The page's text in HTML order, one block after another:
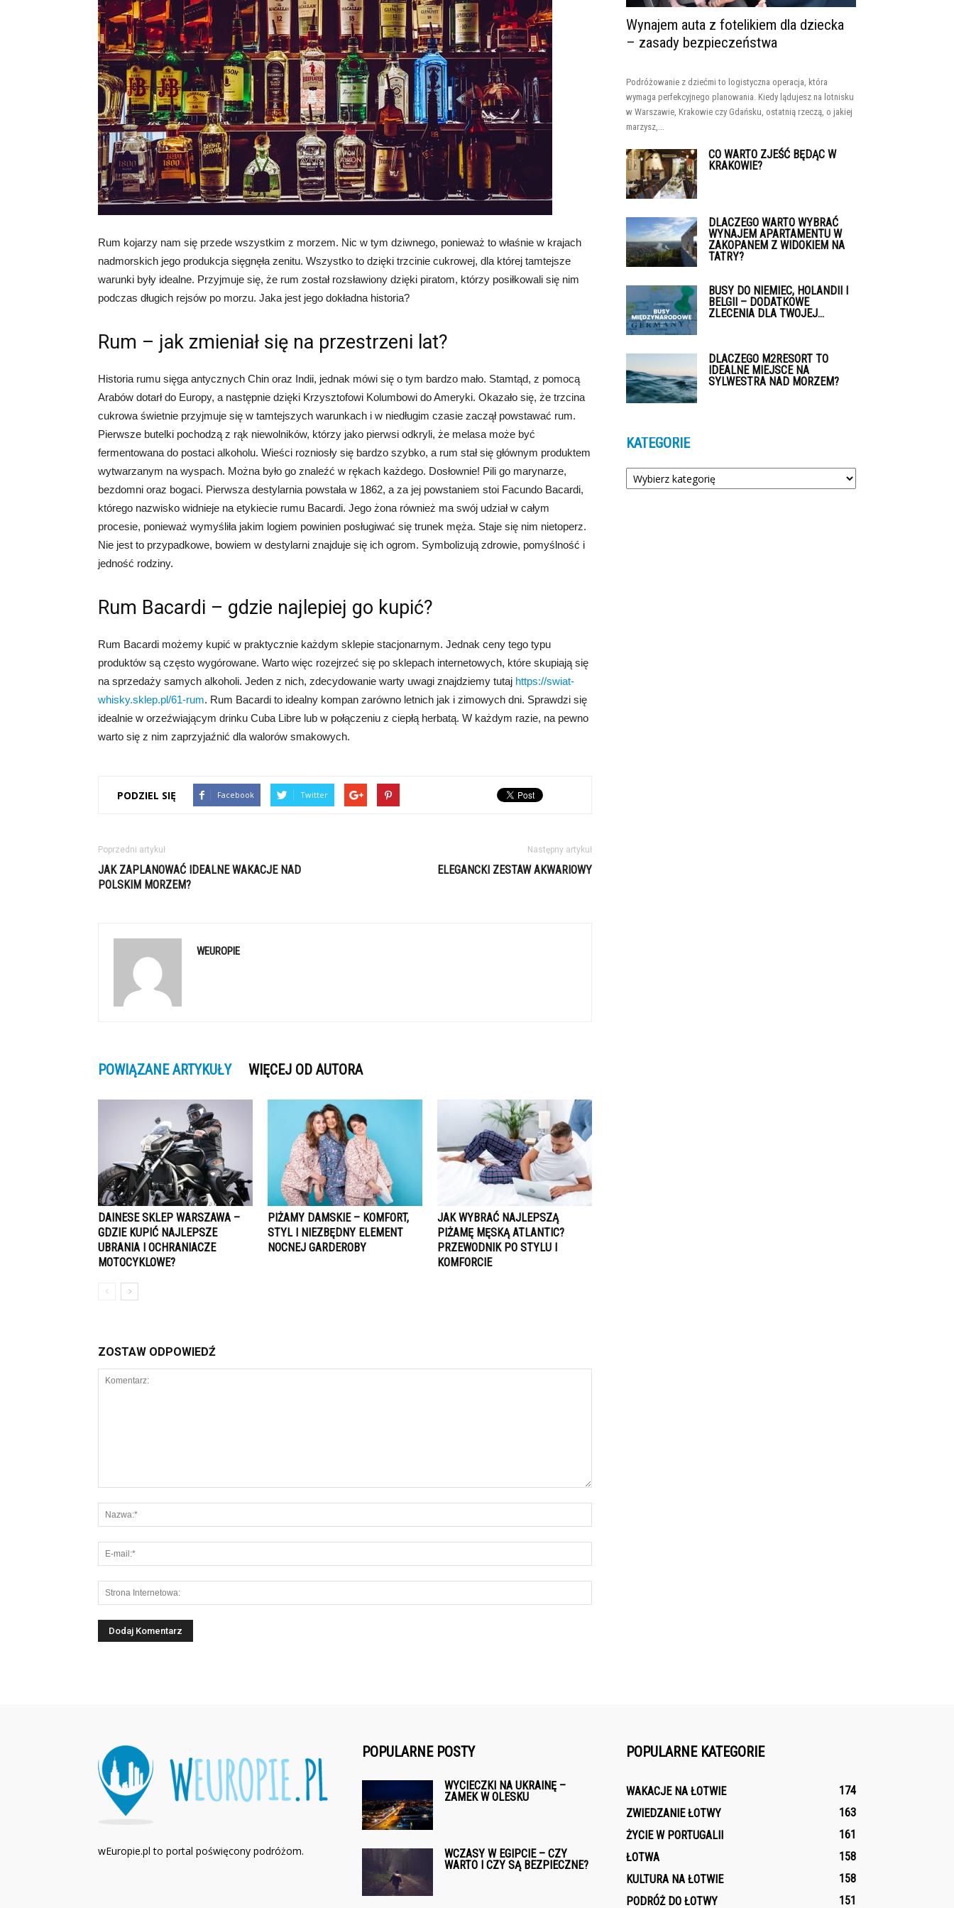
Rum kojarzy nam się przede wszystkim z morzem. Nic w tym dziwnego, ponieważ to właśnie w krajach
nadmorskich jego produkcja sięgnęła zenitu. Wszystko to dzięki trzcinie cukrowej, dla której tamtejsze
warunki były idealne. Przyjmuje się, że rum został rozsławiony dzięki piratom, którzy posiłkowali się nim
podczas długich rejsów po morzu. Jaka jest jego dokładna historia?
Rum – jak zmieniał się na przestrzeni lat?
Historia rumu sięga antycznych Chin oraz Indii, jednak mówi się o tym bardzo mało. Stamtąd, z pomocą
Arabów dotarł do Europy, a następnie dzięki Krzysztofowi Kolumbowi do Ameryki. Okazało się, że trzcina
cukrowa świetnie przyjmuje się w tamtejszych warunkach i w niedługim czasie zaczął powstawać rum.
Pierwsze butelki pochodzą z rąk niewolników, którzy jako pierwsi odkryli, że melasa może być
fermentowana do postaci alkoholu. Wieści rozniosły się bardzo szybko, a rum stał się głównym produktem
wytwarzanym na wyspach. Można było go znaleźć w rękach każdego. Dosłownie! Pili go marynarze,
bezdomni oraz bogaci. Pierwsza destylarnia powstała w 1862, a za jej powstaniem stoi Facundo Bacardi,
którego nazwisko widnieje na etykiecie rumu Bacardi. Jego żona również ma swój udział w całym
procesie, ponieważ wymyśliła jakim logiem powinien posługiwać się trunek męża. Staje się nim nietoperz.
Nie jest to przypadkowe, bowiem w destylarni znajduje się ich ogrom. Symbolizują zdrowie, pomyślność i
jedność rodziny.
Rum Bacardi – gdzie najlepiej go kupić?
Rum Bacardi możemy kupić w praktycznie każdym sklepie stacjonarnym. Jednak ceny tego typu
produktów są często wygórowane. Warto więc rozejrzeć się po sklepach internetowych, które skupiają się
na sprzedaży samych alkoholi. Jeden z nich, zdecydowanie warty uwagi znajdziemy tutaj https://swiat-
whisky.sklep.pl/61-rum. Rum Bacardi to idealny kompan zarówno letnich jak i zimowych dni. Sprawdzi się
idealnie w orzeźwiającym drinku Cuba Libre lub w połączeniu z ciepłą herbatą. W każdym razie, na pewno
warto się z nim zaprzyjaźnić dla walorów smakowych.
PODZIEL SIĘ Facebook Twitter
Poprzedni artykuł
JAK ZAPLANOWAĆ IDEALNE WAKACJE NAD
POLSKIM MORZEM?
Następny artykuł
ELEGANCKI ZESTAW AKWARIOWY
WEUROPIE
POWIĄZANE ARTYKUŁY WIĘCEJ OD AUTORA
DAINESE SKLEP WARSZAWA –
GDZIE KUPIĆ NAJLEPSZE
UBRANIA I OCHRANIACZE
MOTOCYKLOWE?
PIŻAMY DAMSKIE – KOMFORT,
STYL I NIEZBĘDNY ELEMENT
NOCNEJ GARDEROBY
JAK WYBRAĆ NAJLEPSZĄ
PIŻAMĘ MĘSKĄ ATLANTIC?
PRZEWODNIK PO STYLU I
KOMFORCIE
ZOSTAW ODPOWIEDŹ
Wynajem auta z fotelikiem dla dziecka
– zasady bezpieczeństwa
Podróżowanie z dziećmi to logistyczna operacja, która
wymaga perfekcyjnego planowania. Kiedy lądujesz na lotnisku
w Warszawie, Krakowie czy Gdańsku, ostatnią rzeczą, o jakiej
marzysz,...
CO WARTO ZJEŚĆ BĘDĄC W
KRAKOWIE?
DLACZEGO WARTO WYBRAĆ
WYNAJEM APARTAMENTU W
ZAKOPANEM Z WIDOKIEM NA
TATRY?
BUSY DO NIEMIEC, HOLANDII I
BELGII – DODATKOWE
ZLECENIA DLA TWOJEJ...
DLACZEGO M2RESORT TO
IDEALNE MIEJSCE NA
SYLWESTRA NAD MORZEM?
KATEGORIE
Kategorie
wEuropie.pl to portal poświęcony podróżom.
POPULARNE POSTY
WYCIECZKI NA UKRAINĘ –
ZAMEK W OLESKU
WCZASY W EGIPCIE – CZY
WARTO I CZY SĄ BEZPIECZNE?
POPULARNE KATEGORIE
WAKACJE NA ŁOTWIE
174
ZWIEDZANIE ŁOTWY
163
ŻYCIE W PORTUGALII
161
ŁOTWA
158
KULTURA NA ŁOTWIE
158
PODRÓŻ DO ŁOTWY
151